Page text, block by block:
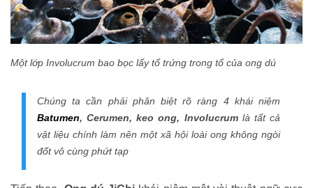
Một lớp Involucrum bao bọc lấy tổ trứng trong tổ của ong dú
Chúng ta cần phải phân biệt rõ ràng 4 khái niệm
Batumen, Cerumen, keo ong, Involucrumlà tất cả
vật liệu chính làm nên một xã hội loài ong không ngòi
đốt vô cùng phứt tạp